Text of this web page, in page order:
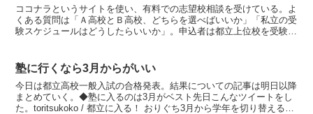
ココナラというサイトを使い、有料での志望校相談を受けている。よ
くある質問は「Ａ高校とＢ高校、どちらを選べばいいか」「私立の受
験スケジュールはどうしたらいいか」。申込者は都立上位校を受験す
塾に行くなら3月からがいい
今日は都立高校一般入試の合格発表。結果についての記事は明日以降
まとめていく。◆塾に入るのは3月がベスト先日こんなツイートをし
た。toritsukoko / 都立に入る！ おりぐち3月から学年を切り替える塾